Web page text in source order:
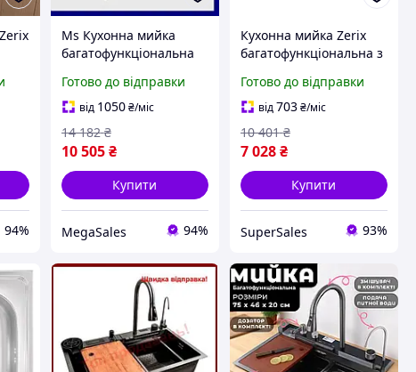
94%
Ms Кухонна мийка
багатофункціональна
змішувачем для миття
посуду та овочів з доз
Готово до відправки
від 1050 ₴/міс
10 505 ₴
14 182 ₴
Купити
MegaSales 94%
Кухонна мийка Zerix
багатофункціональна з
змішувачем чорна для
зручності миття посуду
і приготування їжі
Готово до відправки
від703₴/міс
7 028₴
10 401 ₴
Купити
SuperSales 93%